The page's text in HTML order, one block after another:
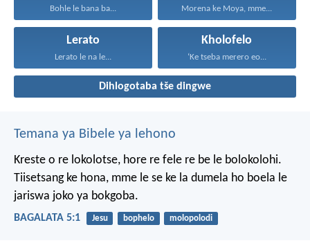
Bohle le bana ba... Morena ke Moya, mme...
Lerato
Lerato le na le...
Kholofelo
‘Ke tseba merero eo...
Dihlogotaba tše dingwe
Temana ya Bibele ya lehono
Kreste o re lokolotse, hore re fele re be le bolokolohi.
Tiisetsang ke hona, mme le se ke la dumela ho boela le
jariswa joko ya bokgoba.
BAGALATA 5:1 Jesu bophelo molopolodi